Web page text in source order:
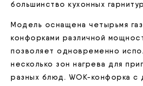
большинство кухонных
Модель оснащена четырьмя
конфорками различной
позволяет одновременно
несколько зон нагрева для
разных блюд. WOK-конфорка с